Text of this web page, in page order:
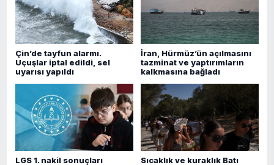
Çin’de tayfun alarmı.
Uçuşlar iptal edildi, sel
uyarısı yapıldı
İran, Hürmüz’ün açılmasını
tazminat ve yaptırımların
kalkmasına bağladı
LGS 1. nakil sonuçları
Sıcaklık ve kuraklık Batı